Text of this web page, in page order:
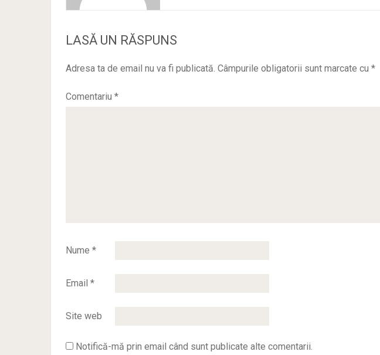
LASĂ UN RĂSPUNS
Adresa ta de email nu va fi publicată. Câmpurile obligatorii sunt marcate cu *
Comentariu *
Nume *
Email *
Site web
Notifică-mă prin email când sunt publicate alte comentarii.